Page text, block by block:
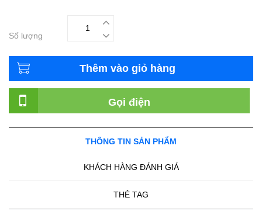
Số lượng
Thêm vào giỏ hàng
Gọi điện
THÔNG TIN SẢN PHẨM
KHÁCH HÀNG ĐÁNH GIÁ
THẺ TAG